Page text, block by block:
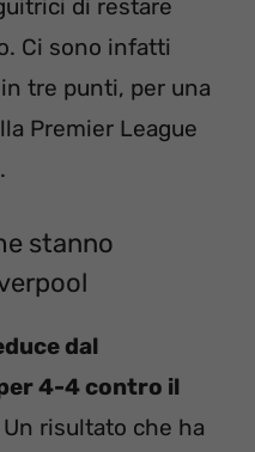
di restare
Ci sono infatti
tre punti, per una
Premier League
stanno
dal
4-4 contro il
risultato che ha